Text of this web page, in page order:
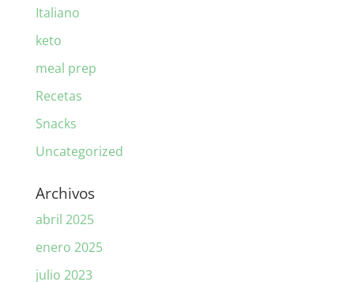
Italiano
keto
meal prep
Recetas
Snacks
Uncategorized
Archivos
abril 2025
enero 2025
julio 2023